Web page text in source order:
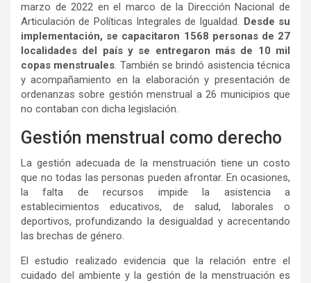
marzo de 2022 en el marco de la Dirección Nacional de
Articulación de Políticas Integrales de Igualdad. Desde su
implementación, se capacitaron 1568 personas de 27
localidades del país y se entregaron más de 10 mil
copas menstruales. También se brindó asistencia técnica
y acompañamiento en la elaboración y presentación de
ordenanzas sobre gestión menstrual a 26 municipios que
no contaban con dicha legislación.
Gestión menstrual como derecho
La gestión adecuada de la menstruación tiene un costo
que no todas las personas pueden afrontar. En ocasiones,
la falta de recursos impide la asistencia a
establecimientos educativos, de salud, laborales o
deportivos, profundizando la desigualdad y acrecentando
las brechas de género.
El estudio realizado evidencia que la relación entre el
cuidado del ambiente y la gestión de la menstruación es